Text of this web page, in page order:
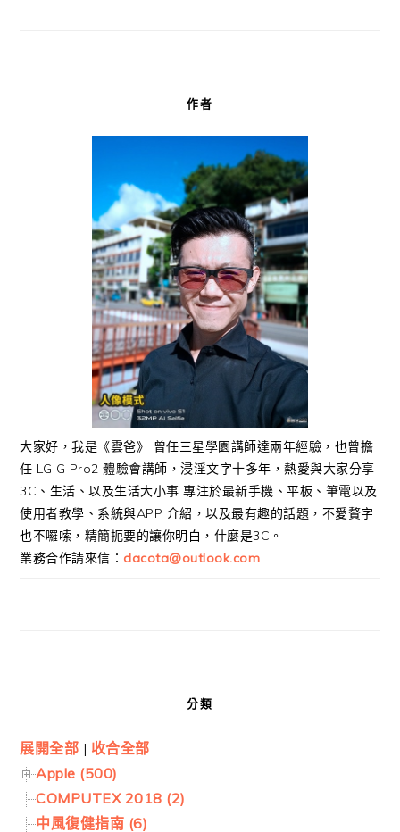
作者
大家好，我是《雲爸》 曾任三星學園講師達兩年經驗，也曾擔
任 LG G Pro2 體驗會講師，浸淫文字十多年，熱愛與大家分享
3C、生活、以及生活大小事 專注於最新手機、平板、筆電以及
使用者教學、系統與APP 介紹，以及最有趣的話題，不愛贅字
也不囉嗦，精簡扼要的讓你明白，什麼是3C。
業務合作請來信： dacota@outlook.com
分類
展開全部 | 收合全部
Apple (500)
COMPUTEX 2018 (2)
中風復健指南 (6)